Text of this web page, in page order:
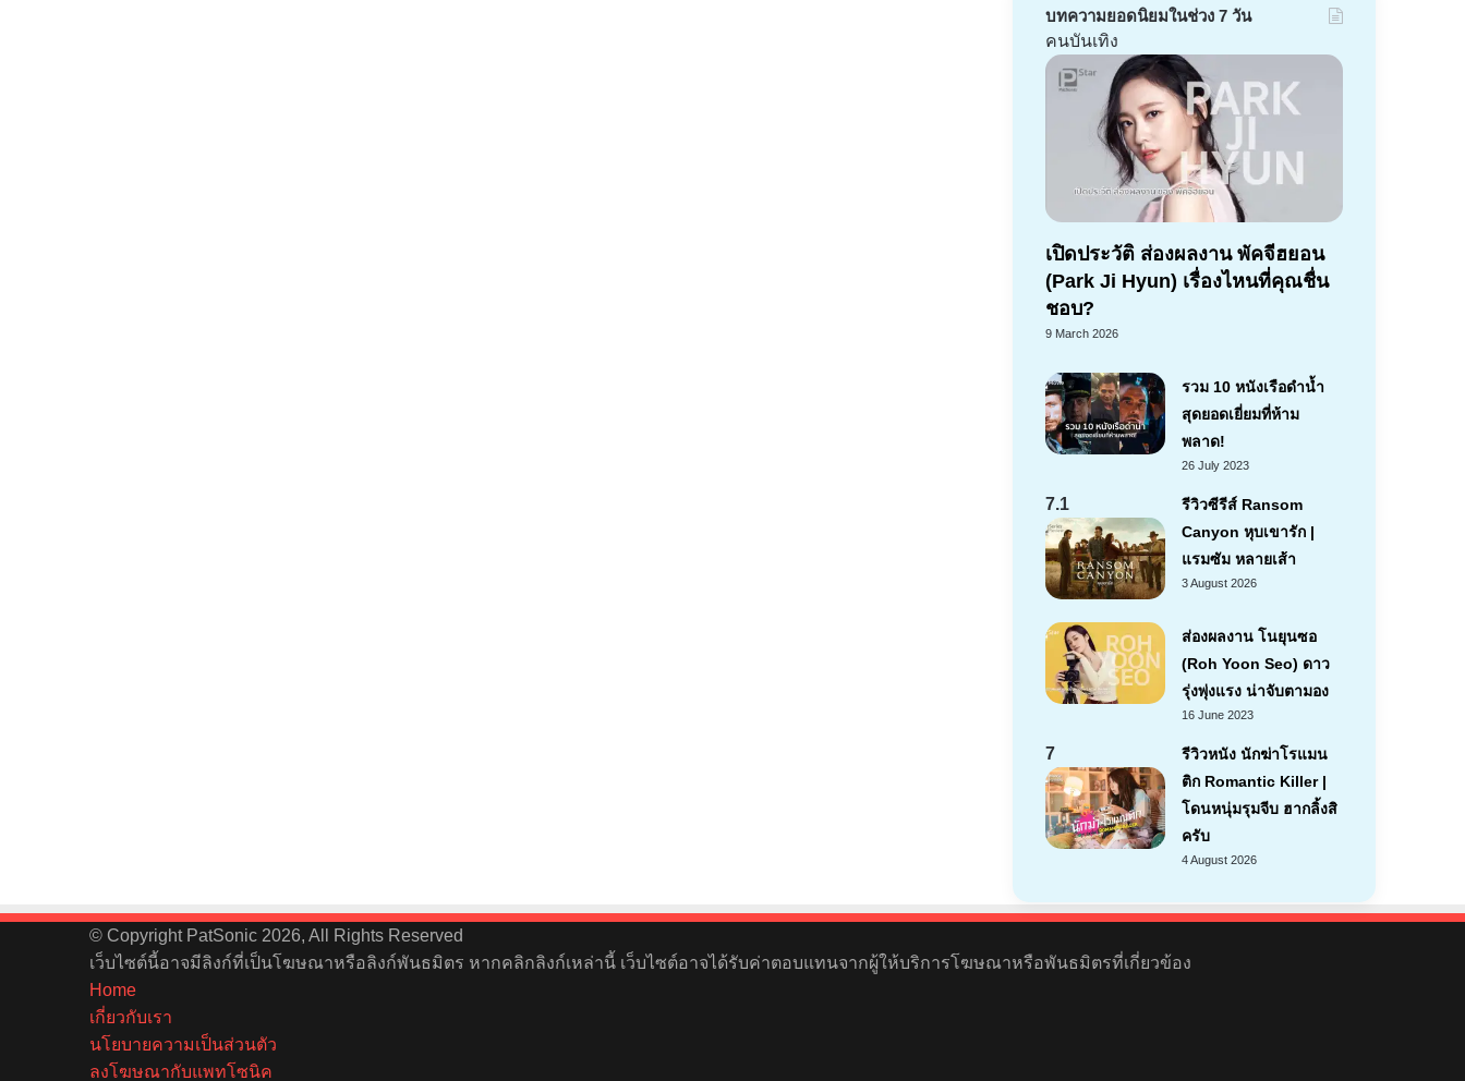
บทความยอดนิยมในช่วง 7 วัน
คนบันเทิง
เปิดประวัติ ส่องผลงาน พัคจีฮยอน
(Park Ji Hyun) เรื่องไหนที่คุณชื่น
ชอบ?
9 March 2026
รวม 10 หนังเรือดำน้ำ
สุดยอดเยี่ยมที่ห้าม
พลาด!
26 July 2023
7.1
รีวิวซีรีส์ Ransom
Canyon หุบเขารัก |
แรมซัม หลายเส้า
3 August 2026
ส่องผลงาน โนยุนซอ
(Roh Yoon Seo) ดาว
รุ่งพุ่งแรง น่าจับตามอง
16 June 2023
7
รีวิวหนัง นักฆ่าโรแมน
ติก Romantic Killer |
โดนหนุ่มรุมจีบ ฮากลิ้งสิ
ครับ
4 August 2026
© Copyright PatSonic 2026, All Rights Reserved
เว็บไซต์นี้อาจมีลิงก์ที่เป็นโฆษณาหรือลิงก์พันธมิตร หากคลิกลิงก์เหล่านี้ เว็บไซต์อาจได้รับค่าตอบแทนจากผู้ให้บริการโฆษณาหรือพันธมิตรที่เกี่ยวข้อง
Home
เกี่ยวกับเรา
นโยบายความเป็นส่วนตัว
ลงโฆษณากับแพทโซนิค